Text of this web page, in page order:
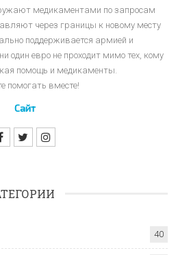
медикаментами по запросам
через границы к новому месту
поддерживается армией и
один евро не проходит мимо тех, кому
помощь и медикаменты.
помогать вместе!
Сайт
40